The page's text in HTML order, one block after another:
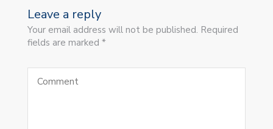
Leave a reply
Your email address will not be published. Required
fields are marked *